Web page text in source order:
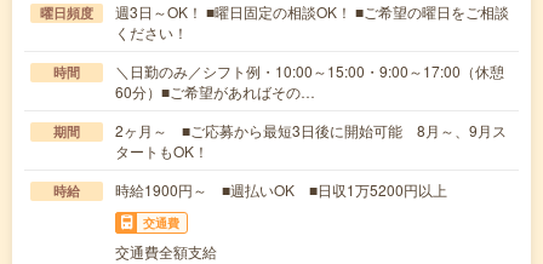
曜日頻度
週3日～OK！ ■曜日固定の相談OK！ ■ご希望の曜日をご相談
ください！
時間
＼日勤のみ／シフト例・10:00～15:00・9:00～17:00（休憩
60分）■ご希望があればその…
期間
2ヶ月～ ■ご応募から最短3日後に開始可能 8月～、9月ス
タートもOK！
時給 時給1900円～ ■週払いOK ■日収1万5200円以上
交通費
交通費全額支給